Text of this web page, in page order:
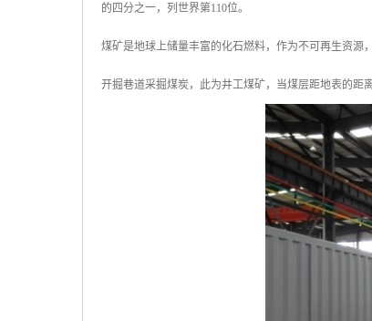
的四分之一，列世界第110位。
煤矿是地球上储量丰富的化石燃料，作为不可再生资源
开掘巷道采掘煤炭，此为井工煤矿，当煤层距地表的距